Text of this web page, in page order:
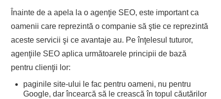
Înainte de a apela la o agenţie SEO, este important ca
oamenii care reprezintă o companie să ştie ce reprezintă
aceste servicii şi ce avantaje au. Pe înţelesul tuturor,
agenţiile SEO aplica următoarele principii de bază
pentru clienţii lor:
paginile site-ului le fac pentru oameni, nu pentru
Google, dar încearcă să le crească în topul căutărilor